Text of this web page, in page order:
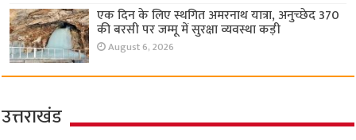
एक दिन के लिए स्थगित अमरनाथ यात्रा, अनुच्छेद 370
की बरसी पर जम्मू में सुरक्षा व्यवस्था कड़ी
August 6, 2026
उत्तराखंड